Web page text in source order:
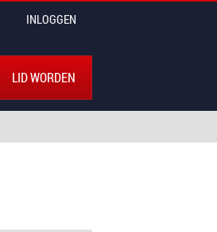
INLOGGEN
LID WORDEN